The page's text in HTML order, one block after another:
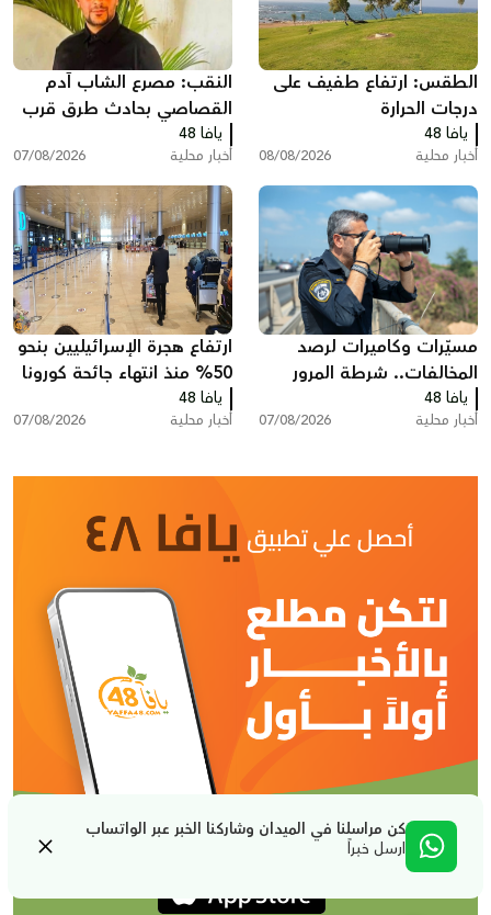
كن مراسلنا في الميدان وشاركنا الخبر عبر الواتساب
ارسل خبراً
الطقس: ارتفاع طفيف على
درجات الحرارة
يافا 48
أخبار محلية 08/08/2026
النقب: مصرع الشاب آدم
القصاصي بحادث طرق قرب
حورة
يافا 48
أخبار محلية 07/08/2026
مسيّرات وكاميرات لرصد
المخالفات.. شرطة المرور
تكثف حملاتها على الطرق
يافا 48
أخبار محلية 07/08/2026
ارتفاع هجرة الإسرائيليين بنحو
50% منذ انتهاء جائحة كورونا
وخسائر ضريبية بمليارات
الشواكل
يافا 48
أخبار محلية 07/08/2026